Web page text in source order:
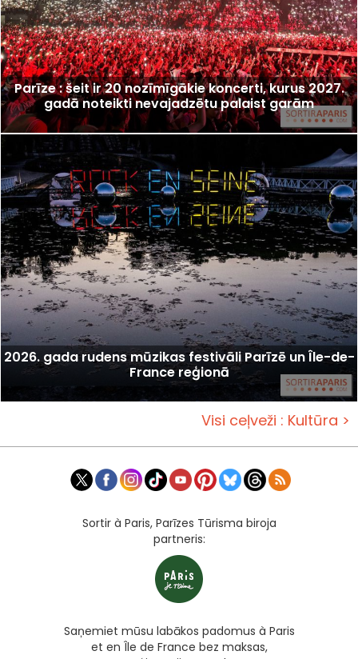
Parīze : šeit ir 20 nozīmīgākie koncerti, kurus 2027.
gadā noteikti nevajadzētu palaist garām
2026. gada rudens mūzikas festivāli Parīzē un Île-de-
France reģionā
Visi ceļveži : Kultūra >
Sortir à Paris, Parīzes Tūrisma biroja
partneris:
Saņemiet mūsu labākos padomus à Paris
et en Île de France bez maksas,